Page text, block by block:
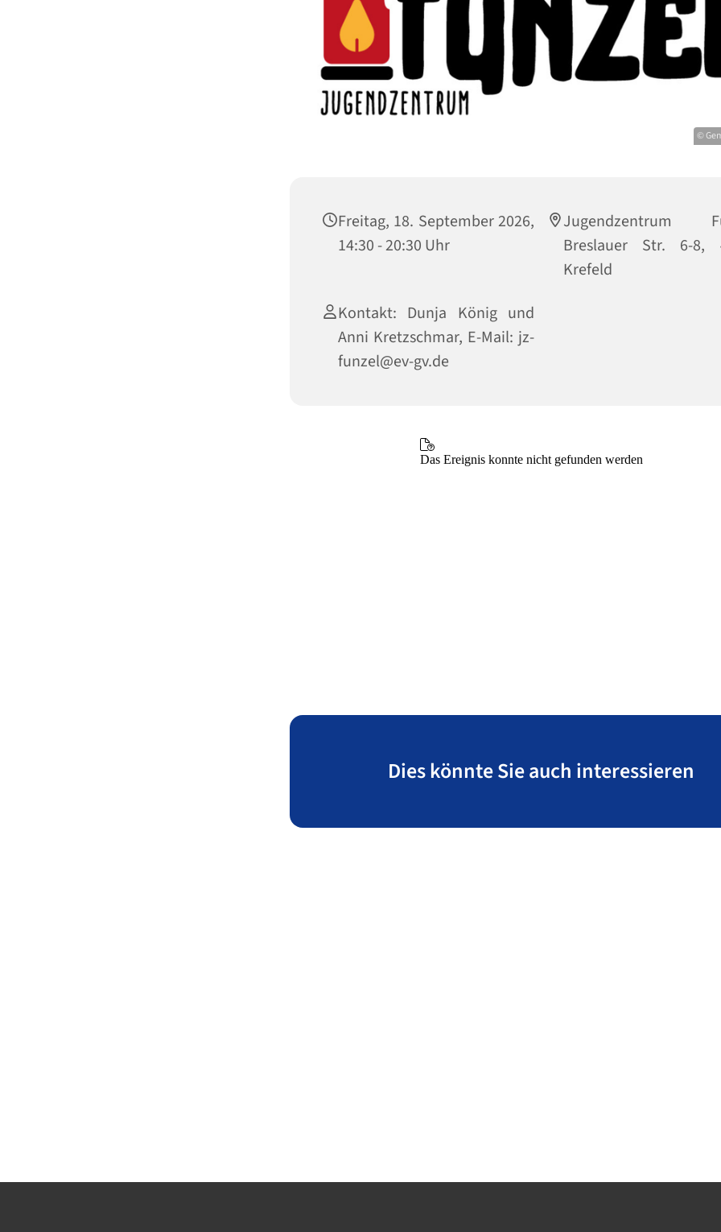
©
Freitag, 18. September 2026,
14:30 - 20:30 Uhr
Jugendzentrum
Breslauer Str. 6-8,
Krefeld
Kontakt: Dunja König und
Anni Kretzschmar, E-Mail: jz-
funzel@ev-gv.de
Dies könnte Sie auch interessieren